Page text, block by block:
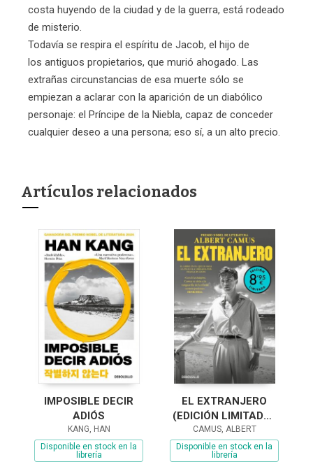
costa huyendo de la ciudad y de la guerra, está rodeado
de misterio.
Todavía se respira el espíritu de Jacob, el hijo de
los antiguos propietarios, que murió ahogado. Las
extrañas circunstancias de esa muerte sólo se
empiezan a aclarar con la aparición de un diabólico
personaje: el Príncipe de la Niebla, capaz de conceder
cualquier deseo a una persona; eso sí, a un alto precio.
Artículos relacionados
IMPOSIBLE DECIR
ADIÓS
KANG, HAN
Disponible en stock en la
librería
EL EXTRANJERO
(EDICIÓN LIMITADA ·
VERANO)
CAMUS, ALBERT
Disponible en stock en la
librería